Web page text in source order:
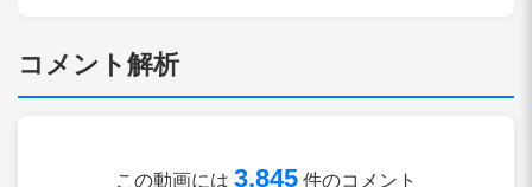
コメント解析
この動画には 3,845 件のコメント